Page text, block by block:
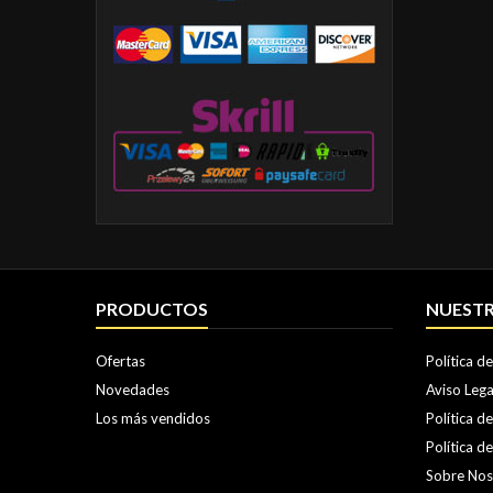
PRODUCTOS
Ofertas
Novedades
Los más vendidos
Política
Aviso
Política
Política
Sobre